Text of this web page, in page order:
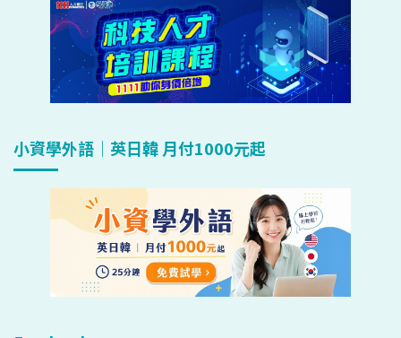
小資學外語｜英日韓 月付1000元起